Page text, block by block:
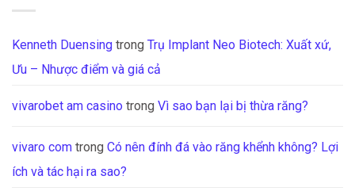
Kenneth Duensing trong Trụ Implant Neo Biotech: Xuất xứ,
Ưu – Nhược điểm và giá cả
vivarobet am casino trong Vì sao bạn lại bị thừa răng?
vivaro com trong Có nên đính đá vào răng khểnh không? Lợi
ích và tác hại ra sao?